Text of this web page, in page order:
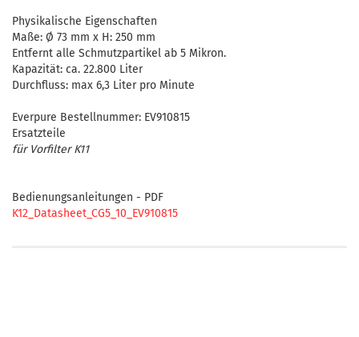
Physikalische Eigenschaften
Maße: Ø 73 mm x H: 250 mm
Entfernt alle Schmutzpartikel ab 5 Mikron.
Kapazität: ca. 22.800 Liter
Durchfluss: max 6,3 Liter pro Minute
Everpure Bestellnummer: EV910815
Ersatzteile
für Vorfilter K11
Bedienungsanleitungen - PDF
K12_Datasheet_CG5_10_EV910815